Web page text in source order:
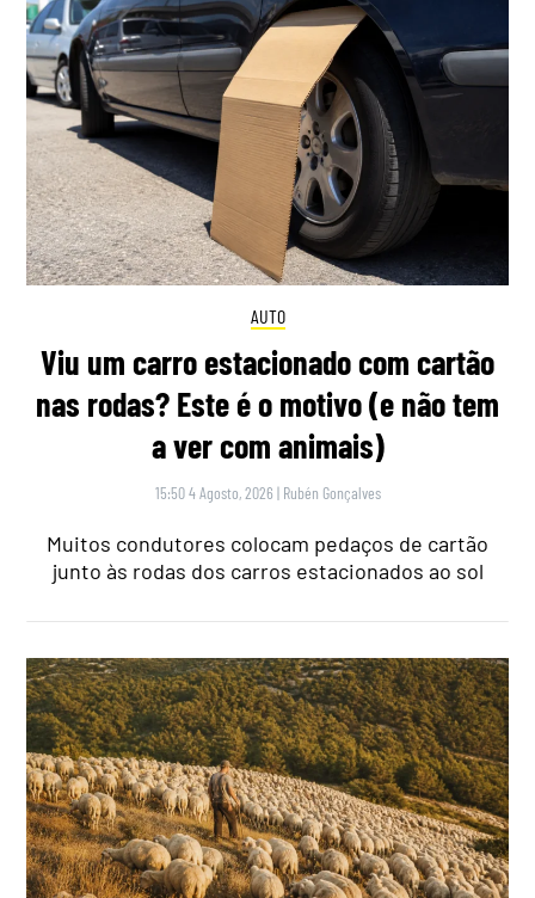
AUTO
Viu um carro estacionado com cartão
nas rodas? Este é o motivo (e não tem
a ver com animais)
15:50 4 Agosto, 2026 | Rubén Gonçalves
Muitos condutores colocam pedaços de cartão
junto às rodas dos carros estacionados ao sol